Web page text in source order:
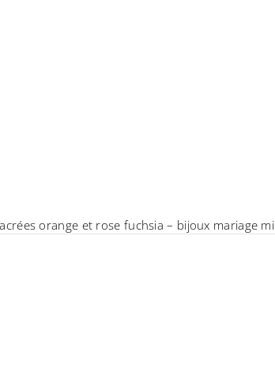
orange et rose fuchsia – bijoux mariage